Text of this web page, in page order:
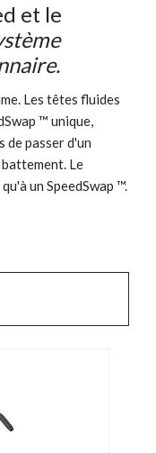
et le
Les têtes fluides
™ unique,
passer d'un
Le
un SpeedSwap ™.